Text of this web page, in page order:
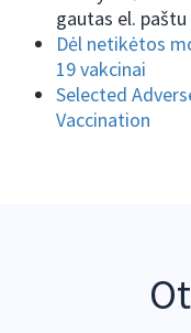
gautas el.
Dėl netikėtos
19 vakcinai
Selected
Vaccination